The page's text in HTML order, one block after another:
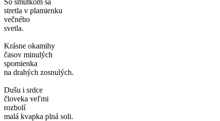
stretla v plamienku
večného
svetla.
Krásne okamihy
časov minulých
spomienka
na drahých zosnulých.
Dušu i srdce
človeka veľmi
rozbolí
malá kvapka plná soli.